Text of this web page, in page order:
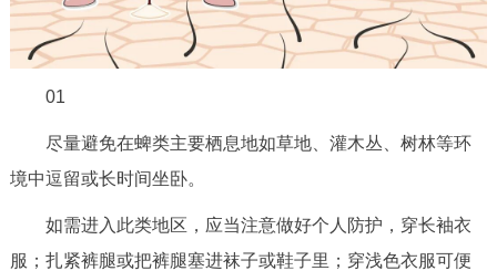
01
尽量避免在蜱类主要栖息地如草地、灌木丛、树林等环
境中逗留或长时间坐卧。
如需进入此类地区，应当注意做好个人防护，穿长袖衣
服；扎紧裤腿或把裤腿塞进袜子或鞋子里；穿浅色衣服可便